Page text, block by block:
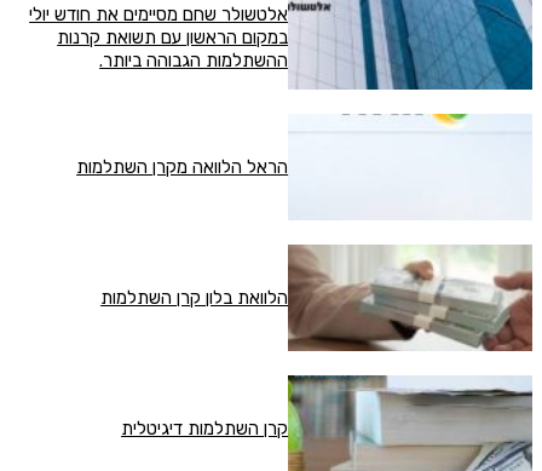
אלטשולר שחם מסיימים את חודש יולי
במקום הראשון עם תשואת קרנות
ההשתלמות הגבוהה ביותר.
הראל הלוואה מקרן השתלמות
הלוואת בלון קרן השתלמות
קרן השתלמות דיגיטלית